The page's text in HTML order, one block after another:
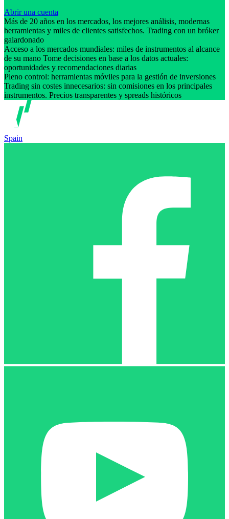
Abrir una cuenta
Más de 20 años en los mercados, los mejores análisis, modernas
herramientas y miles de clientes satisfechos. Trading con un bróker
galardonado
Acceso a los mercados mundiales: miles de instrumentos al alcance
de su mano Tome decisiones en base a los datos actuales:
oportunidades y recomendaciones diarias
Pleno control: herramientas móviles para la gestión de inversiones
Trading sin costes innecesarios: sin comisiones en los principales
instrumentos. Precios transparentes y spreads históricos
Spain